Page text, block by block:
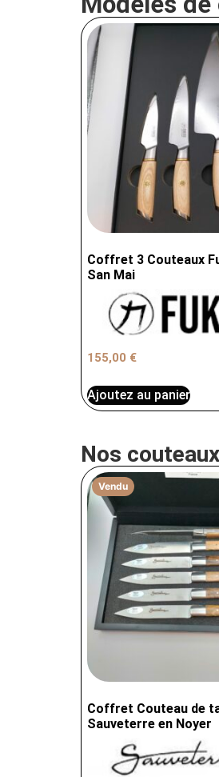
Coffret 3 Couteaux
San Mai
155,00 €
Ajoutez au panier
Nos
Vendu
Coffret Couteau de
Sauveterre en Noyer